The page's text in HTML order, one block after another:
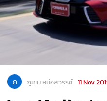
ภ ภูเขม หน่อสวรรค์ 11 Nov